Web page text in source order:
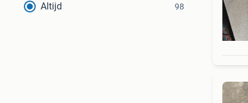
Altijd 98